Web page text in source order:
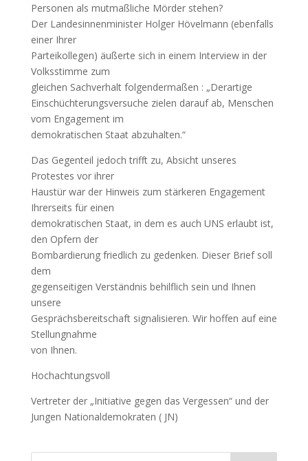
Personen als mutmaßliche Mörder stehen?
Der Landesinnenminister Holger Hövelmann (ebenfalls
einer Ihrer
Parteikollegen) äußerte sich in einem Interview in der
Volksstimme zum
gleichen Sachverhalt folgendermaßen : „Derartige
Einschüchterungsversuche zielen darauf ab, Menschen
vom Engagement im
demokratischen Staat abzuhalten.“
Das Gegenteil jedoch trifft zu, Absicht unseres
Protestes vor ihrer
Haustür war der Hinweis zum stärkeren Engagement
Ihrerseits für einen
demokratischen Staat, in dem es auch UNS erlaubt ist,
den Opfern der
Bombardierung friedlich zu gedenken. Dieser Brief soll
dem
gegenseitigen Verständnis behilflich sein und Ihnen
unsere
Gesprächsbereitschaft signalisieren. Wir hoffen auf eine
Stellungnahme
von Ihnen.
Hochachtungsvoll
Vertreter der „Initiative gegen das Vergessen“ und der
Jungen Nationaldemokraten ( JN)